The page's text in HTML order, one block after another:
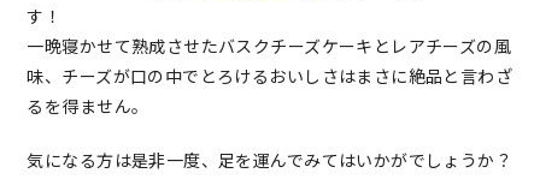
す！
一晩寝かせて熟成させたバスクチーズケーキとレアチーズの風
味、チーズが口の中でとろけるおいしさはまさに絶品と言わざ
るを得ません。
気になる方は是非一度、足を運んでみてはいかがでしょうか？